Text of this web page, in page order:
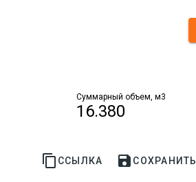
Суммарный объем, м3
16.380
 ССЫЛКА  СОХРАНИТЬ